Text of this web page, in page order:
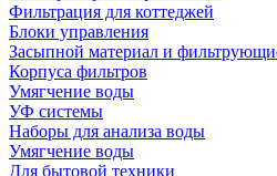
Фильтрация для коттеджей
Блоки управления
Засыпной материал и
Корпуса фильтров
Умягчение воды
УФ системы
Наборы для анализа воды
Умягчение воды
Для бытовой техники